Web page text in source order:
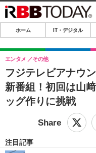
ホーム
IT・デジタル
IT・デジタルTOP
ネタ
ショッピング
SPEED TEST
エンタメ
エンタメTOP
リリース一覧
ホーム IT・デジタル
フジテレビアナウ
新番組！初回は山
ッグ作りに挑戦
エンタメ その他
注目記事